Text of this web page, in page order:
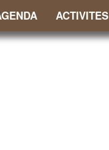
ACTIVITES